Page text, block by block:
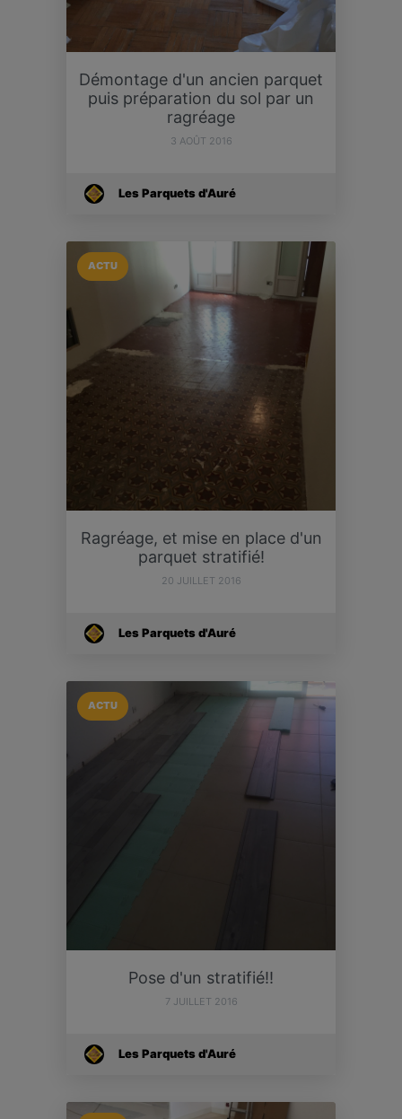
Démontage d'un ancien parquet
puis préparation du sol par un
ragréage
3 AOÛT 2016
Les Parquets d'Auré
ACTU
Ragréage, et mise en place d'un
parquet stratifié!
20 JUILLET 2016
Les Parquets d'Auré
ACTU
Pose d'un stratifié!!
7 JUILLET 2016
Les Parquets d'Auré